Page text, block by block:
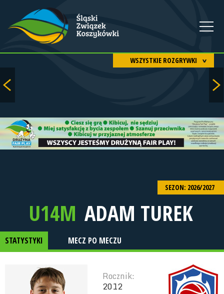
WSZYSTKIE ROZGRYWKI
SEZON: 2026/2027
U14M ADAM TUREK
STATYSTYKI MECZ PO MECZU
Rocznik:
2012